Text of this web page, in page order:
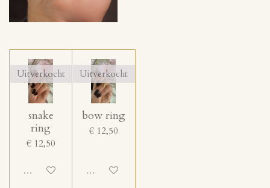
Uitverkocht
snake
ring
€ 12,50
Uitgeschakeld
Uitverkocht
bow ring
€ 12,50
Uitgeschakeld